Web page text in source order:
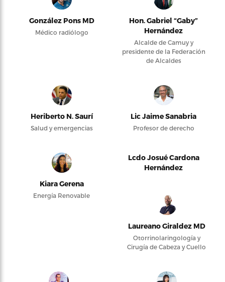
González Pons MD
Médico radiólogo
Hon. Gabriel “Gaby”
Hernández
Alcalde de Camuy y
presidente de la Federación
de Alcaldes
Heriberto N. Saurí
Salud y emergencias
Lic Jaime Sanabria
Profesor de derecho
Kiara Gerena
Energía Renovable
Lcdo Josué Cardona
Hernández
Laureano Giraldez MD
Otorrinolaringología y
Cirugía de Cabeza y Cuello